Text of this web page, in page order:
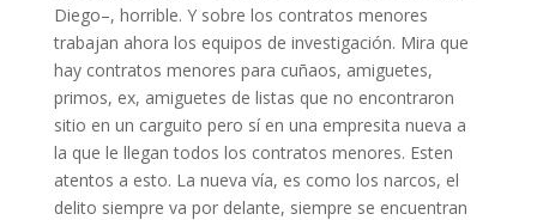
Diego–, horrible. Y sobre los contratos menores
trabajan ahora los equipos de investigación. Mira que
hay contratos menores para cuñaos, amiguetes,
primos, ex, amiguetes de listas que no encontraron
sitio en un carguito pero sí en una empresita nueva a
la que le llegan todos los contratos menores. Esten
atentos a esto. La nueva vía, es como los narcos, el
delito siempre va por delante, siempre se encuentran